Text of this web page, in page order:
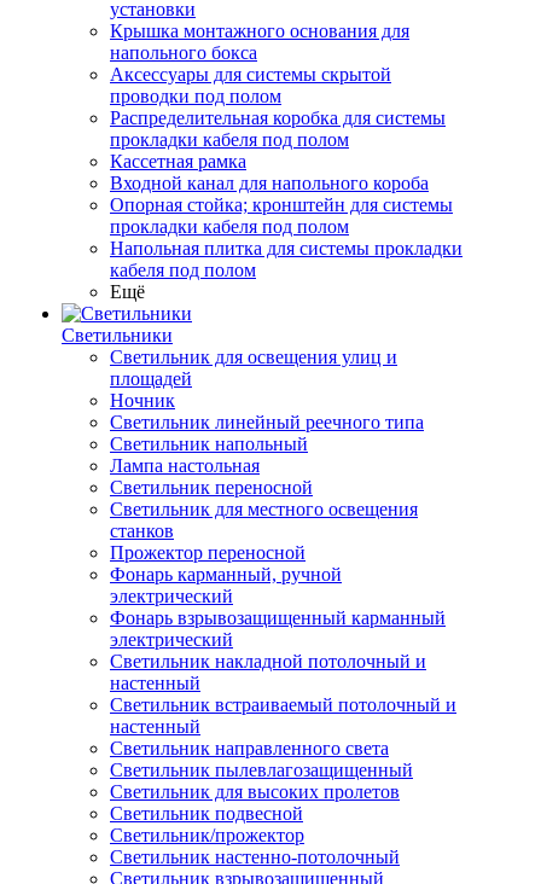
установки
Крышка монтажного основания для
напольного бокса
Аксессуары для системы скрытой
проводки под полом
Распределительная коробка для системы
прокладки кабеля под полом
Кассетная рамка
Входной канал для напольного короба
Опорная стойка; кронштейн для системы
прокладки кабеля под полом
Напольная плитка для системы прокладки
кабеля под полом
Ещё
Светильники
Светильник для освещения улиц и
площадей
Ночник
Светильник линейный реечного типа
Светильник напольный
Лампа настольная
Светильник переносной
Светильник для местного освещения
станков
Прожектор переносной
Фонарь карманный, ручной
электрический
Фонарь взрывозащищенный карманный
электрический
Светильник накладной потолочный и
настенный
Светильник встраиваемый потолочный и
настенный
Светильник направленного света
Светильник пылевлагозащищенный
Светильник для высоких пролетов
Светильник подвесной
Светильник/прожектор
Светильник настенно-потолочный
Светильник взрывозащищенный